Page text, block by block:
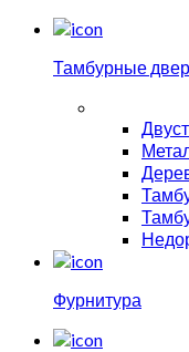
Тамбурные
Фурнитура